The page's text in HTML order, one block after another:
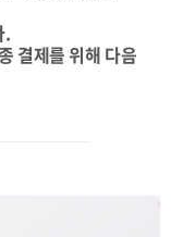
.
결제를 위해 다음